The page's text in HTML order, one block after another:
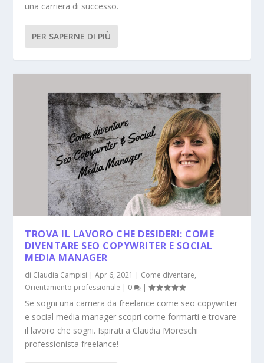
una carriera di successo.
PER SAPERNE DI PIÙ
TROVA IL LAVORO CHE DESIDERI: COME
DIVENTARE SEO COPYWRITER E SOCIAL
MEDIA MANAGER
di Claudia Campisi |Apr 6, 2021 | Come diventare,
Orientamento professionale | 0 |
Se sogni una carriera da freelance come seo copywriter
e social media manager scopri come formarti e trovare
il lavoro che sogni. Ispirati a Claudia Moreschi
professionista freelance!